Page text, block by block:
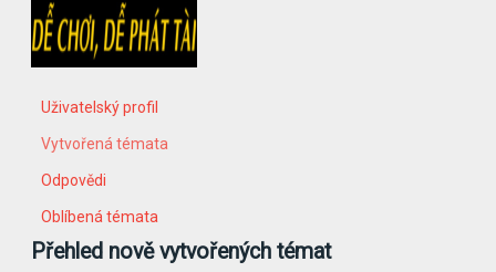
Uživatelský profil
Vytvořená témata
Odpovědi
Oblíbená témata
Přehled nově vytvořených témat